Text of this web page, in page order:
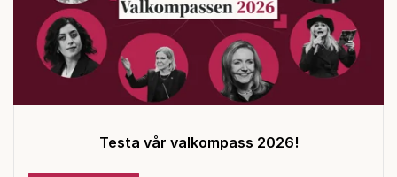
Testa vår valkompass 2026!